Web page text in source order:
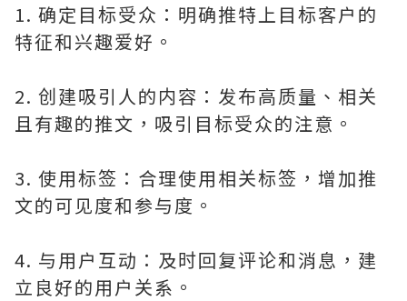
1. 确定目标受众：明确推特上目标客户的
特征和兴趣爱好。
2. 创建吸引人的内容：发布高质量、相关
且有趣的推文，吸引目标受众的注意。
3. 使用标签：合理使用相关标签，增加推
文的可见度和参与度。
4. 与用户互动：及时回复评论和消息，建
立良好的用户关系。